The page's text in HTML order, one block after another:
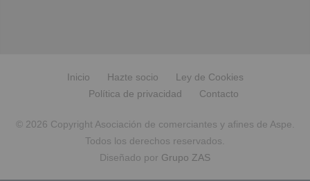
Inicio Hazte socio
Ley de Cookies
Política de privacidad
Contacto
© 2026 Copyright Asociación de comerciantes y afines de Aspe.
Todos los derechos reservados.
Diseñado por Grupo ZAS